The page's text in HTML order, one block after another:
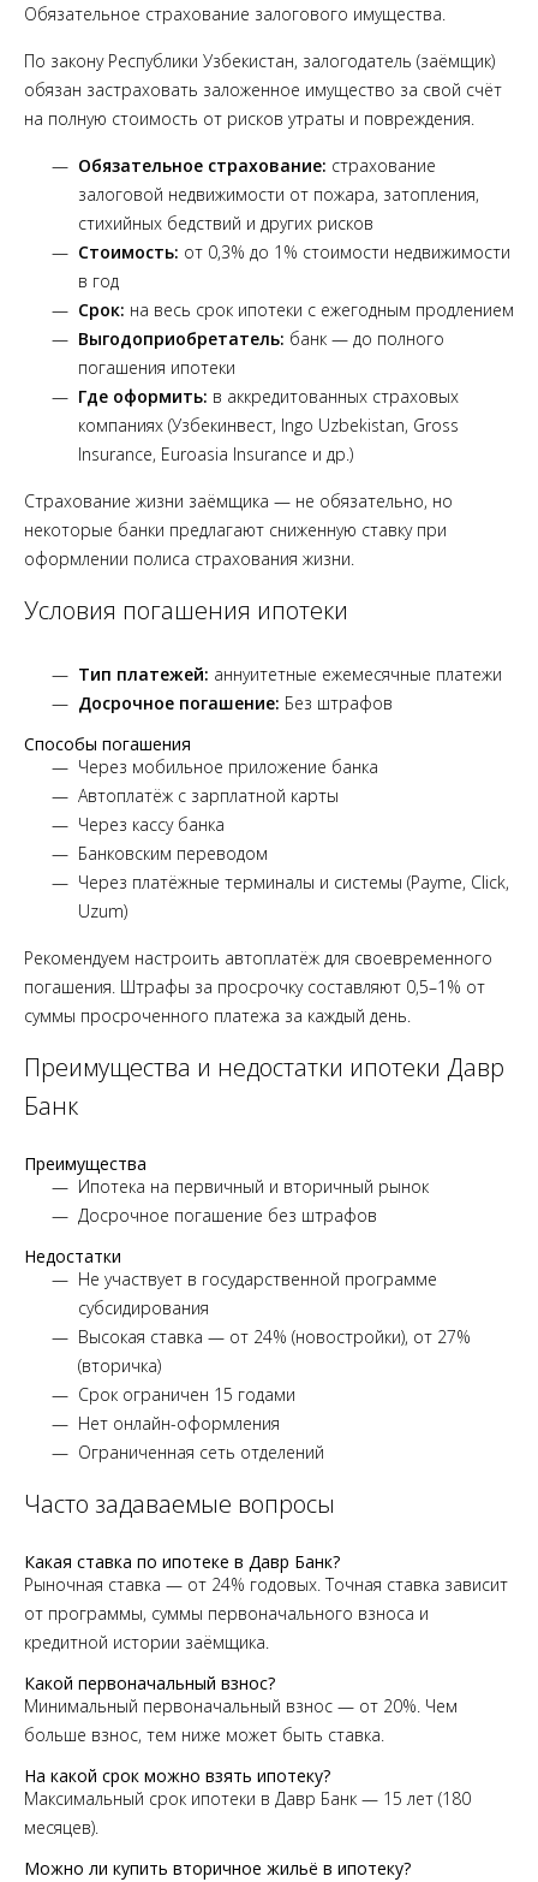
Обязательное страхование залогового имущества.
По закону Республики Узбекистан, залогодатель (заёмщик)
обязан застраховать заложенное имущество за свой счёт
на полную стоимость от рисков утраты и повреждения.
Обязательное страхование: страхование
залоговой недвижимости от пожара, затопления,
стихийных бедствий и других рисков
Стоимость: от 0,3% до 1% стоимости недвижимости
в год
Срок: на весь срок ипотеки с ежегодным продлением
Выгодоприобретатель: банк — до полного
погашения ипотеки
Где оформить: в аккредитованных страховых
компаниях (Узбекинвест, Ingo Uzbekistan, Gross
Insurance, Euroasia Insurance и др.)
Страхование жизни заёмщика — не обязательно, но
некоторые банки предлагают сниженную ставку при
оформлении полиса страхования жизни.
Условия погашения ипотеки
Тип платежей: аннуитетные ежемесячные платежи
Досрочное погашение: Без штрафов
Способы погашения
Через мобильное приложение банка
Автоплатёж с зарплатной карты
Через кассу банка
Банковским переводом
Через платёжные терминалы и системы (Payme, Click,
Uzum)
Рекомендуем настроить автоплатёж для своевременного
погашения. Штрафы за просрочку составляют 0,5–1% от
суммы просроченного платежа за каждый день.
Преимущества и недостатки ипотеки Давр
Банк
Преимущества
Ипотека на первичный и вторичный рынок
Досрочное погашение без штрафов
Недостатки
Не участвует в государственной программе
субсидирования
Высокая ставка — от 24% (новостройки), от 27%
(вторичка)
Срок ограничен 15 годами
Нет онлайн-оформления
Ограниченная сеть отделений
Часто задаваемые вопросы
Какая ставка по ипотеке в Давр Банк?
Рыночная ставка — от 24% годовых. Точная ставка зависит
от программы, суммы первоначального взноса и
кредитной истории заёмщика.
Какой первоначальный взнос?
Минимальный первоначальный взнос — от 20%. Чем
больше взнос, тем ниже может быть ставка.
На какой срок можно взять ипотеку?
Максимальный срок ипотеки в Давр Банк — 15 лет (180
месяцев).
Можно ли купить вторичное жильё в ипотеку?